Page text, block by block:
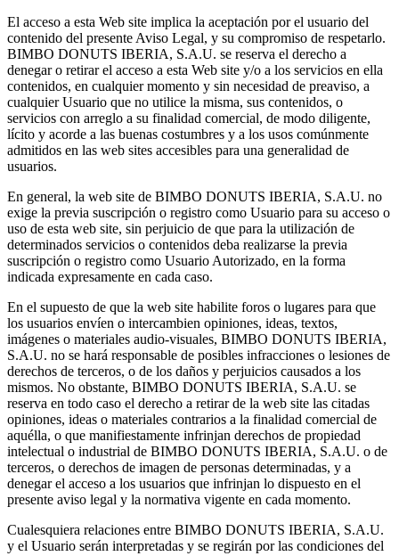
El acceso a esta Web site implica la aceptación por el usuario del
contenido del presente Aviso Legal, y su compromiso de respetarlo.
BIMBO DONUTS IBERIA, S.A.U. se reserva el derecho a
denegar o retirar el acceso a esta Web site y/o a los servicios en ella
contenidos, en cualquier momento y sin necesidad de preaviso, a
cualquier Usuario que no utilice la misma, sus contenidos, o
servicios con arreglo a su finalidad comercial, de modo diligente,
lícito y acorde a las buenas costumbres y a los usos comúnmente
admitidos en las web sites accesibles para una generalidad de
usuarios.
En general, la web site de BIMBO DONUTS IBERIA, S.A.U. no
exige la previa suscripción o registro como Usuario para su acceso o
uso de esta web site, sin perjuicio de que para la utilización de
determinados servicios o contenidos deba realizarse la previa
suscripción o registro como Usuario Autorizado, en la forma
indicada expresamente en cada caso.
En el supuesto de que la web site habilite foros o lugares para que
los usuarios envíen o intercambien opiniones, ideas, textos,
imágenes o materiales audio-visuales, BIMBO DONUTS IBERIA,
S.A.U. no se hará responsable de posibles infracciones o lesiones de
derechos de terceros, o de los daños y perjuicios causados a los
mismos. No obstante, BIMBO DONUTS IBERIA, S.A.U. se
reserva en todo caso el derecho a retirar de la web site las citadas
opiniones, ideas o materiales contrarios a la finalidad comercial de
aquélla, o que manifiestamente infrinjan derechos de propiedad
intelectual o industrial de BIMBO DONUTS IBERIA, S.A.U. o de
terceros, o derechos de imagen de personas determinadas, y a
denegar el acceso a los usuarios que infrinjan lo dispuesto en el
presente aviso legal y la normativa vigente en cada momento.
Cualesquiera relaciones entre BIMBO DONUTS IBERIA, S.A.U.
y el Usuario serán interpretadas y se regirán por las condiciones del